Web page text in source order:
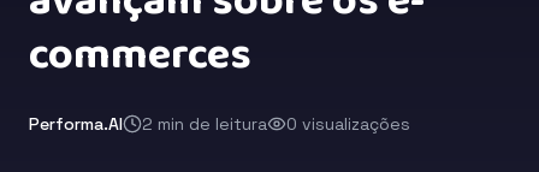
commerces
Performa.AI 2 min de leitura 0 visualizações